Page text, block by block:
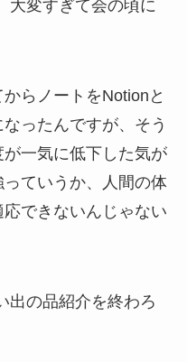
大変すぎて会の頃に
らノートをNotionと
ったんですが、そう
一気に低下した気が
ていうか、人間の体
できないんじゃない
出の品紹介を終わろ